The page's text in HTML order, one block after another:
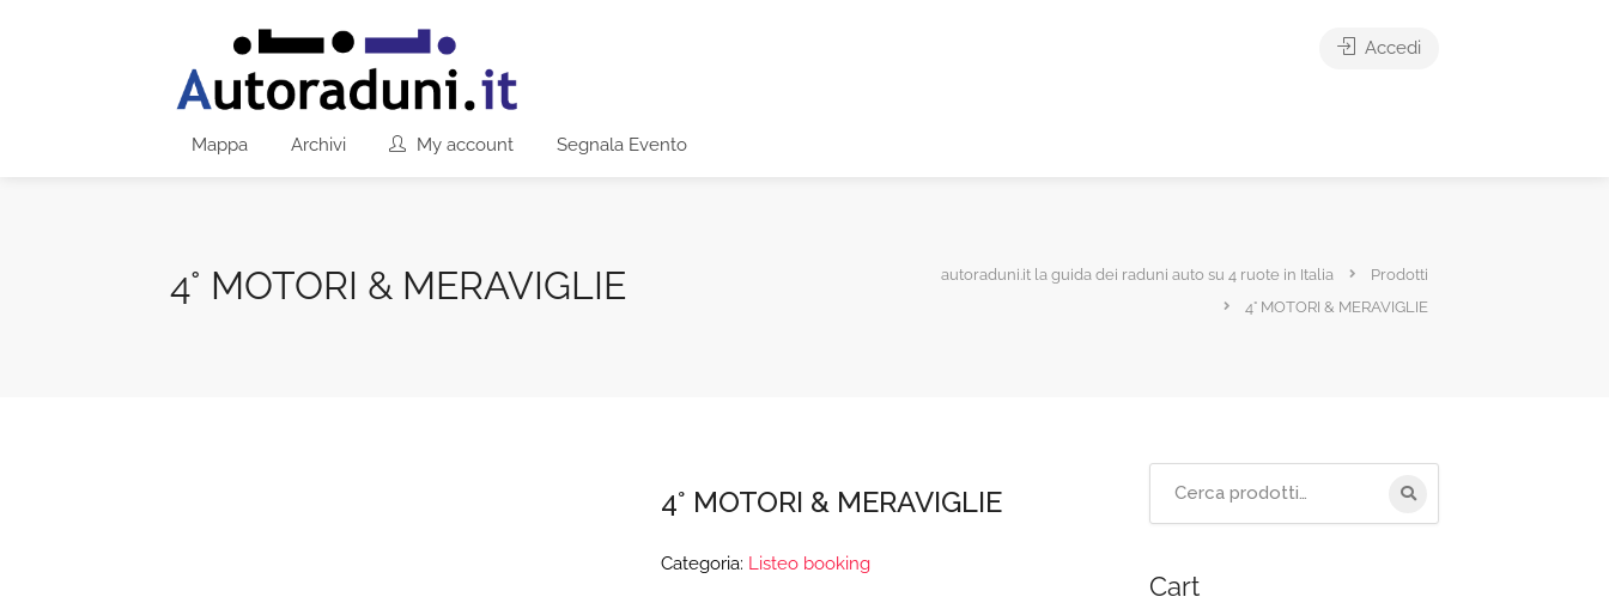
Mappa Archivi My account Segnala Evento
Accedi
4° MOTORI & MERAVIGLIE autoraduni.it la guida dei raduni auto su 4 ruote in Italia
Prodotti
4° MOTORI & MERAVIGLIE
4° MOTORI & MERAVIGLIE
Categoria: Listeo booking
Cart